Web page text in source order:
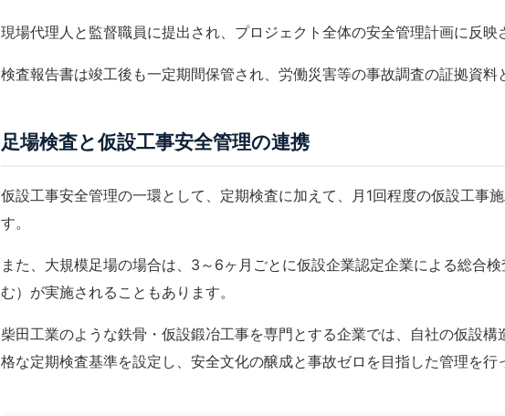
現場代理人 と 監督職員に提出され、プロジェクト全体の安全管理計画に反映
検査報告書は竣工後も一定期間保管され、労働災害等の事故調査の証拠資料
足場検査と仮設工事安全管理の連携
仮設工事安全管理の一環として、定期検査に加えて、月1回程度の仮設工事
す。
また、大規模足場の場合は、3～6ヶ月ごとに仮設企業認定企業による総合
む）が実施されることもあります。
柴田工業のような鉄骨・仮設鍛冶工事を専門とする企業では、自社の仮設
格な定期検査基準を設定し、安全文化の醸成と事故ゼロを目指した管理を行